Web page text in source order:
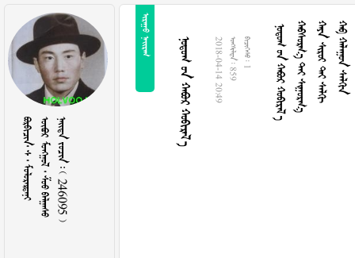
           246095 
 
    2018-04-14 20:49  859  1           